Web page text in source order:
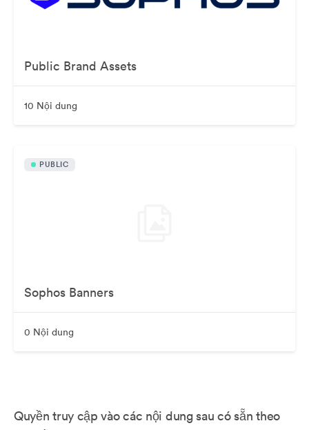
Public Brand Assets
10 Nội dung
PUBLIC
Sophos Banners
0 Nội dung
Quyền truy cập vào các nội dung sau có sẵn theo